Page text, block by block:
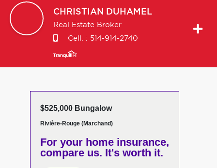
CHRISTIAN DUHAMEL
Real Estate Broker
Cell. : 514-914-2740
$525,000 Bungalow
Rivière-Rouge (Marchand)
For your home insurance,
compare us. It's worth it.